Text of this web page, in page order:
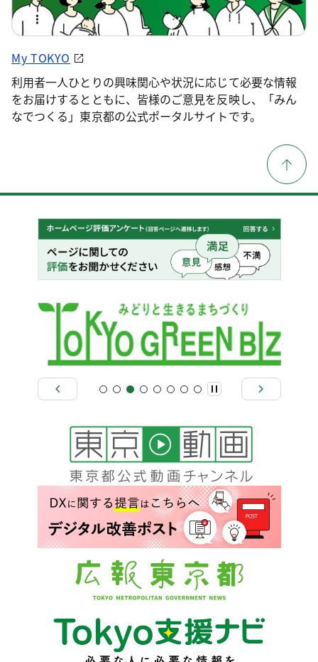
My TOKYO
利用者一人ひとりの興味関心や状況に応じて必要な情報
をお届けするとともに、皆様のご意見を反映し、「みん
なでつくる」東京都の公式ポータルサイトです。